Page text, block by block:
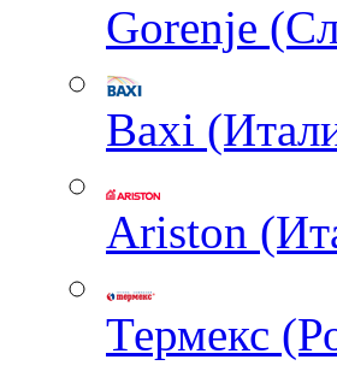
Gorenje
Baxi
Ariston
Термекс